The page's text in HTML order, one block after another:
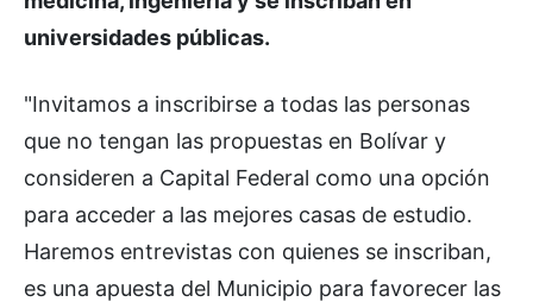
universidades públicas.
"Invitamos a inscribirse a todas las personas
que no tengan las propuestas en Bolívar y
consideren a Capital Federal como una opción
para acceder a las mejores casas de estudio.
Haremos entrevistas con quienes se inscriban,
es una apuesta del Municipio para favorecer las